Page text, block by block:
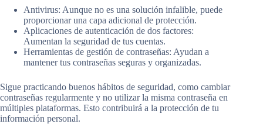
Antivirus: Aunque no es una solución infalible, puede
proporcionar una capa adicional de protección.
Aplicaciones de autenticación de dos factores:
Aumentan la seguridad de tus cuentas.
Herramientas de gestión de contraseñas: Ayudan a
mantener tus contraseñas seguras y organizadas.
Sigue practicando buenos hábitos de seguridad, como cambiar
contraseñas regularmente y no utilizar la misma contraseña en
múltiples plataformas. Esto contribuirá a la protección de tu
información personal.